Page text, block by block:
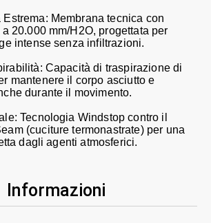
Estrema: Membrana tecnica con
20.000 mm/H2O, progettata per
intense senza infiltrazioni.
Capacità di traspirazione di
mantenere il corpo asciutto e
durante il movimento.
Tecnologia Windstop contro il
(cuciture termonastrate) per una
dagli agenti atmosferici.
Informazioni